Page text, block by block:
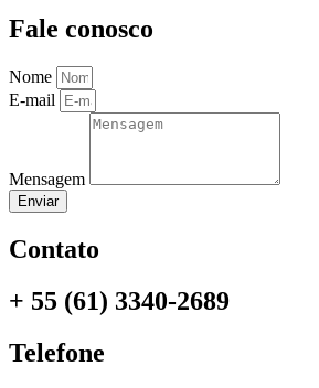
Fale conosco
Nome
E-mail
Mensagem
Enviar
Contato
+ 55 (61) 3340-2689
Telefone